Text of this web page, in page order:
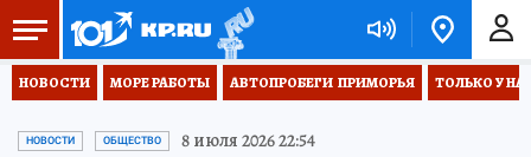
НОВОСТИ МОРЕ РАБОТЫ АВТОПРОБЕГИ  ПРИМОРЬЯ ТОЛЬКО У
НОВОСТИ ОБЩЕСТВО 8 июля 2026 22:54